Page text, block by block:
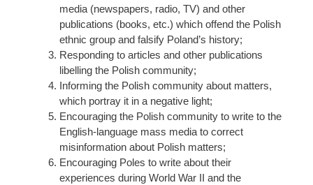
media (newspapers, radio, TV) and other
publications (books, etc.) which offend the Polish
ethnic group and falsify Poland’s history;
Responding to articles and other publications
libelling the Polish community;
Informing the Polish community about matters,
which portray it in a negative light;
Encouraging the Polish community to write to the
English-language mass media to correct
misinformation about Polish matters;
Encouraging Poles to write about their
experiences during World War II and the